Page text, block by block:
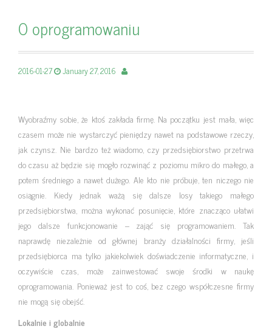
O oprogramowaniu
2016-01-27 January 27, 2016
Wyobraźmy sobie, że ktoś zakłada firmę. Na początku jest mała, więc
czasem może nie wystarczyć pieniędzy nawet na podstawowe rzeczy,
jak czynsz. Nie bardzo też wiadomo, czy przedsiębiorstwo przetrwa
do czasu aż będzie się mogło rozwinąć z poziomu mikro do małego, a
potem średniego a nawet dużego. Ale kto nie próbuje, ten niczego nie
osiągnie. Kiedy jednak ważą się dalsze losy takiego małego
przedsiębiorstwa, można wykonać posunięcie, które znacząco ułatwi
jego dalsze funkcjonowanie – zająć się programowaniem. Tak
naprawdę niezależnie od głównej branży działalności firmy, jeśli
przedsiębiorca ma tylko jakiekolwiek doświadczenie informatyczne, i
oczywiście czas, może zainwestować swoje środki w naukę
oprogramowania. Ponieważ jest to coś, bez czego współczesne firmy
nie mogą się obejść.
Lokalnie i globalnie